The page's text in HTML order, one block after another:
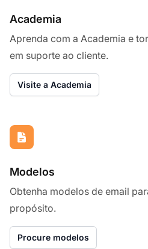
Academia
Aprenda com a Academia e
em suporte ao cliente.
Visite a Academia
Modelos
Obtenha modelos de email
propósito.
Procure modelos